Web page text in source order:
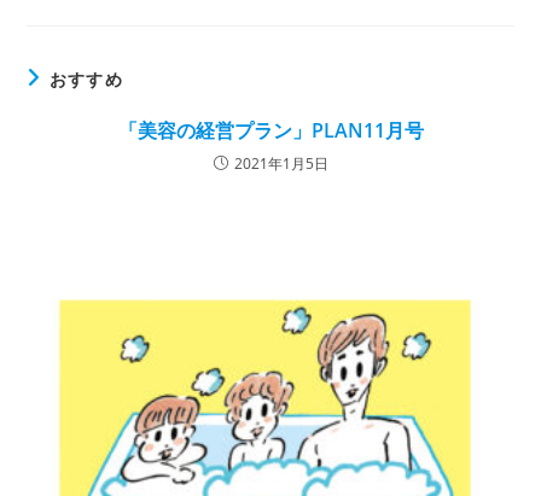
おすすめ
「美容の経営プラン」PLAN11月号
2021年1月5日